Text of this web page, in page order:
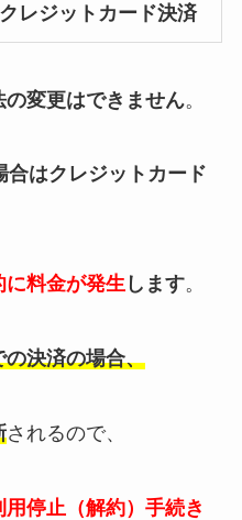
クレジットカード決済
変更はできません。
合はクレジットカード
に料金が発生します。
決済の場合、
されるので、
停止（解約）手続き